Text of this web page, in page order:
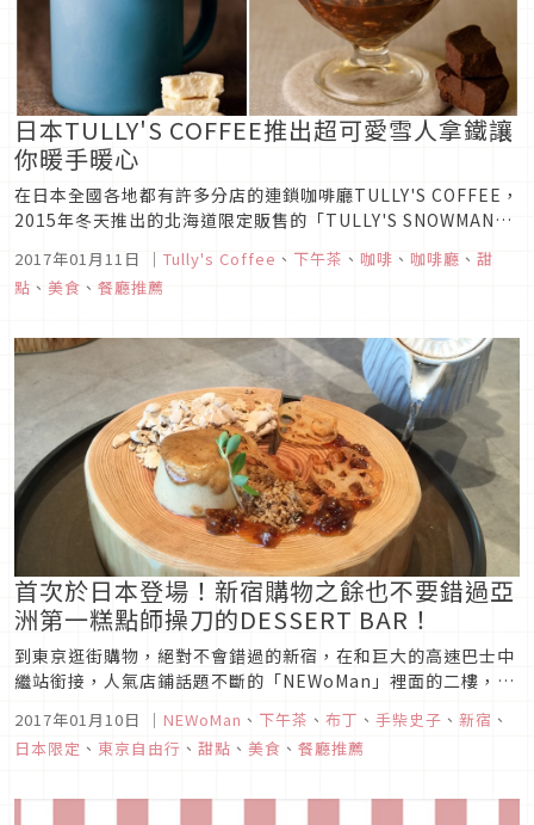
日本TULLY'S COFFEE推出超可愛雪人拿鐵讓
你暖手暖心
在日本全國各地都有許多分店的連鎖咖啡廳TULLY'S COFFEE，
2015年冬天推出的北海道限定販售的「TULLY'S SNOWMAN
LATTE」雪人拿鐵大受好評，2016擴大到東北地區也有販售，
直到今年，終於日本全國店鋪都喝的到啦！！！除了拿鐵外還新
推出阿法奇朵可以享受冰淇淋的滋味。
2017年01月11日 ｜ Tully's Coffee 、 下午茶 、 咖啡 、 咖啡廳 、 甜
點 、 美食 、 餐廳推薦
首次於日本登場！新宿購物之餘也不要錯過亞
洲第一糕點師操刀的DESSERT BAR！
到東京逛街購物，絕對不會錯過的新宿，在和巨大的高速巴士中
繼站銜接，人氣店鋪話題不斷的「NEWoMan」裡面的二樓，出
現了「JANICE WONG DESSERT BAR」，只要從從新宿站的
新南口出站，馬上就到的了。
2017年01月10日 ｜ NEWoMan 、 下午茶 、 布丁 、 手柴史子 、 新宿 、
日本限定 、 東京自由行 、 甜點 、 美食 、 餐廳推薦